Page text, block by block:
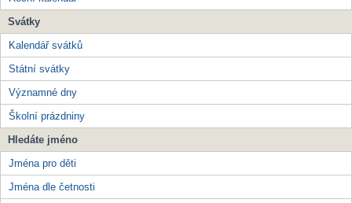
Svátky
Kalendář svátků
Státní svátky
Významné dny
Školní prázdniny
Hledáte jméno
Jména pro děti
Jména dle četnosti